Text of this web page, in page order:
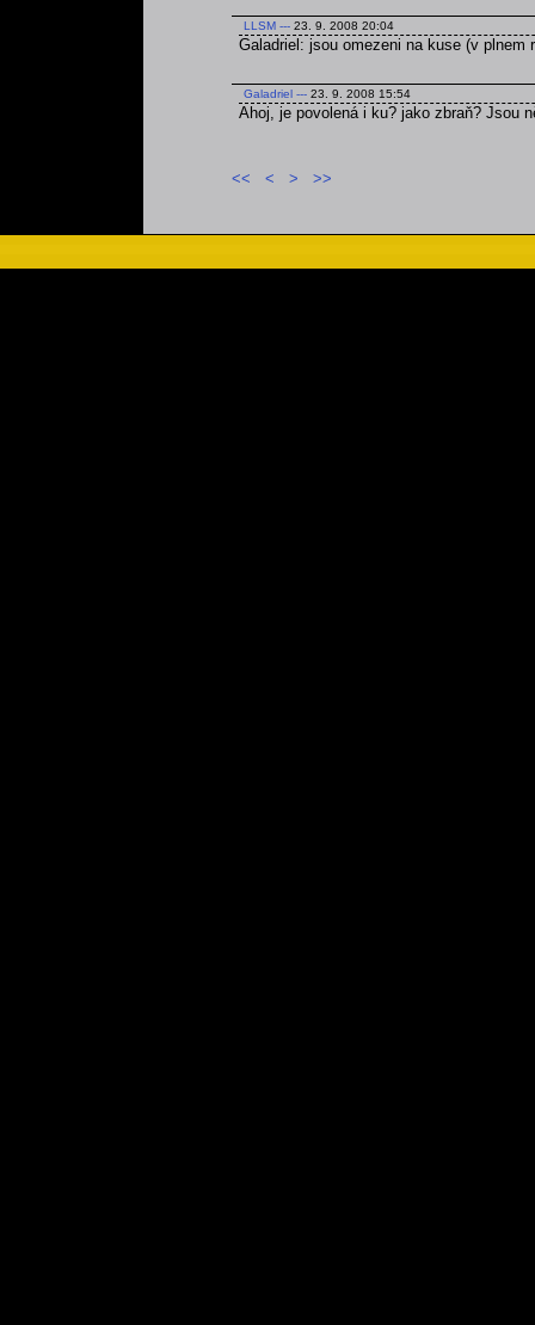
LLSM --- 23. 9. 2008 20:04
Galadriel: jsou omezeni na kuse (v plnem
Galadriel --- 23. 9. 2008 15:54
Ahoj, je povolená i ku? jako zbraň? Jsou
<< < > >>